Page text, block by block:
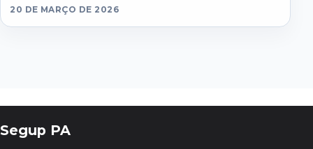
20 DE MARÇO DE 2026
Segup PA